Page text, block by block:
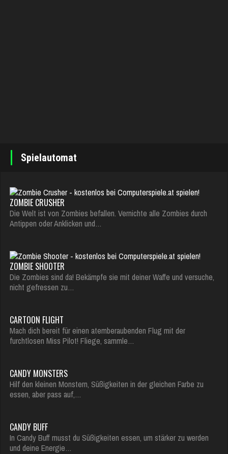
Spielautomat
ZOMBIE CRUSHER
Die Welt ist von Zombies befallen. Vernichte alle Zombies durch
Antippen oder Anklicken und…
ZOMBIE SHOOTER
Die Zombies sind da! Bekämpfe sie mit deiner Waffe und versuche,
nicht gefressen zu…
CARTOON FLIGHT
Mach dich bereit für einen atemberaubenden Flug mit der
furchtlosen Miss Pilot! Fliege, sammle…
CANDY MONSTERS
Hilf den kleinen Monstern, Süßigkeiten in der gleichen Farbe zu
essen, aber pass auf,…
CANDY BUFF
In Candy Buff musst du Süßigkeiten essen, um stärker zu werden
und deine Energie…